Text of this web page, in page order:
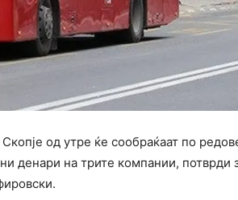
од утре ќе сообраќаат по
денари на трите компании, потврди